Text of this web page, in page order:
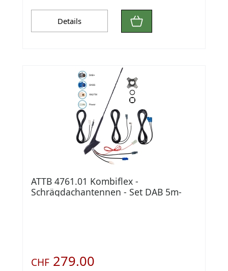
Details
ATTB 4761.01 Kombiflex -
Schrägdachantennen - Set DAB 5m-
CHF 279.00